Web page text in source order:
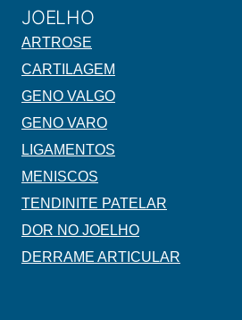
JOELHO
ARTROSE
CARTILAGEM
GENO VALGO
GENO VARO
LIGAMENTOS
MENISCOS
TENDINITE PATELAR
DOR NO JOELHO
DERRAME ARTICULAR